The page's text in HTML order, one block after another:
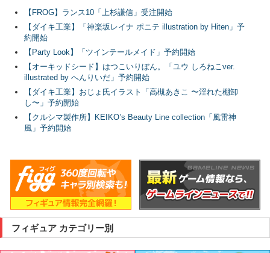
【FROG】ランス10「上杉謙信」受注開始
【ダイキ工業】「神楽坂レイナ ポニテ illustration by Hiten」予
約開始
【Party Look】「ツインテールメイド」予約開始
【オーキッドシード】はつこいりぼん。「ユウ しろねこver.
illustrated by へんりいだ」予約開始
【ダイキ工業】おじょ氏イラスト「高槻あきこ 〜淫れた棚卸
し〜」予約開始
【クルシマ製作所】KEIKO’s Beauty Line collection「風雷神
風」予約開始
フィギュア カテゴリー別